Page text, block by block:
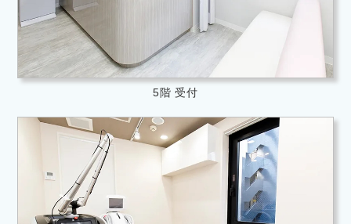
5階 受付